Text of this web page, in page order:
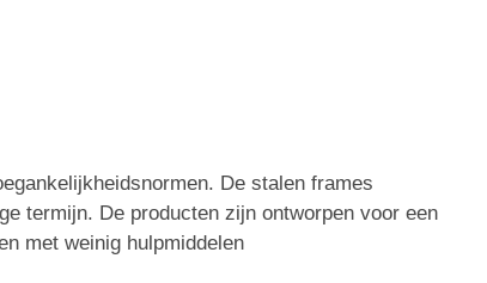
De stalen frames
termijn. De producten zijn ontworpen voor een
met weinig hulpmiddelen